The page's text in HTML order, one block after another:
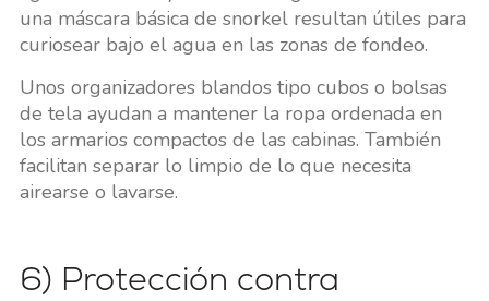
una máscara básica de snorkel resultan útiles para
curiosear bajo el agua en las zonas de fondeo.
Unos organizadores blandos tipo cubos o bolsas
de tela ayudan a mantener la ropa ordenada en
los armarios compactos de las cabinas. También
facilitan separar lo limpio de lo que necesita
airearse o lavarse.
6) Protección contra